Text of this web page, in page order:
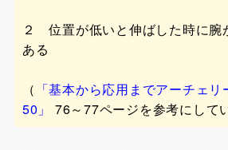
２ 位置が低いと伸ばした時に腕
ある
（ 「基本から応用までアーチェ
50」
76～77ページを参考にして